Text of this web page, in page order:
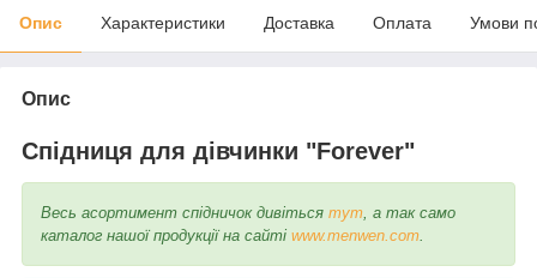
Опис Характеристики Доставка Оплата Умови
Опис
Спідниця для дівчинки "Forever"
Весь асортимент спідничок дивіться тут, а так само
каталог нашої продукції на сайті www.menwen.com.